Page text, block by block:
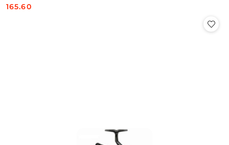
Cena:
165.60